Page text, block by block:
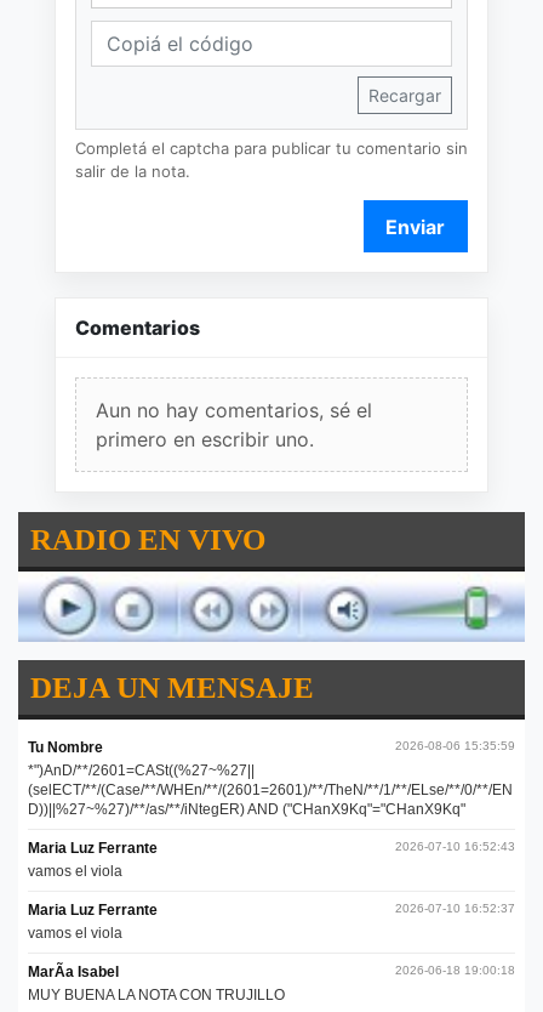
Recargar
Completá el captcha para publicar tu comentario sin
salir de la nota.
Enviar
Comentarios
Aun no hay comentarios, sé el
primero en escribir uno.
RADIO EN VIVO
DEJA UN MENSAJE